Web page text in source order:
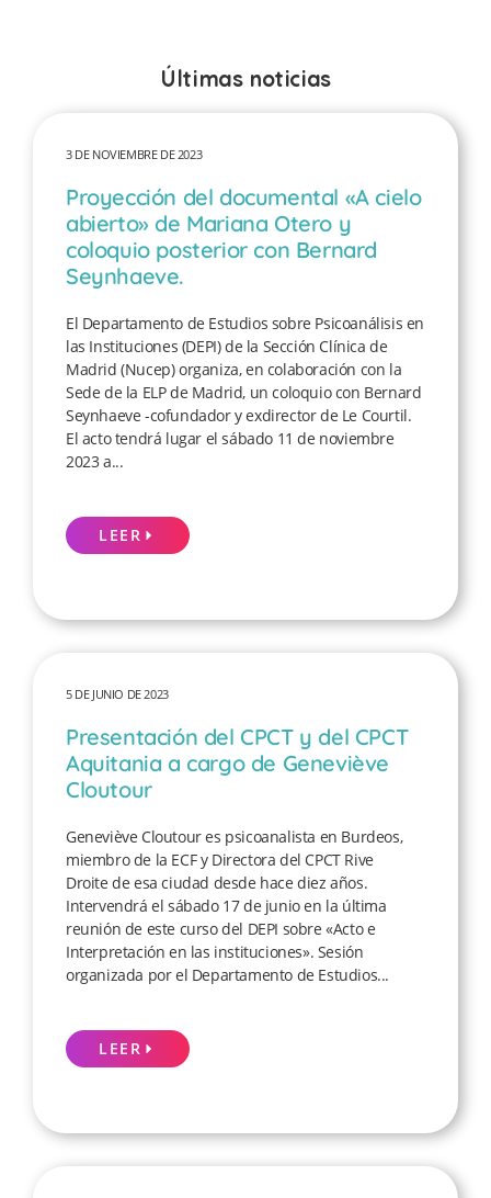
Últimas noticias
3 DE NOVIEMBRE DE 2023
Proyección del documental «A cielo
abierto» de Mariana Otero y
coloquio posterior con Bernard
Seynhaeve.
El Departamento de Estudios sobre Psicoanálisis en
las Instituciones (DEPI) de la Sección Clínica de
Madrid (Nucep) organiza, en colaboración con la
Sede de la ELP de Madrid, un coloquio con Bernard
Seynhaeve -cofundador y exdirector de Le Courtil.
El acto tendrá lugar el sábado 11 de noviembre
2023 a...
LEER
5 DE JUNIO DE 2023
Presentación del CPCT y del CPCT
Aquitania a cargo de Geneviève
Cloutour
Geneviève Cloutour es psicoanalista en Burdeos,
miembro de la ECF y Directora del CPCT Rive
Droite de esa ciudad desde hace diez años.
Intervendrá el sábado 17 de junio en la última
reunión de este curso del DEPI sobre «Acto e
Interpretación en las instituciones». Sesión
organizada por el Departamento de Estudios...
LEER